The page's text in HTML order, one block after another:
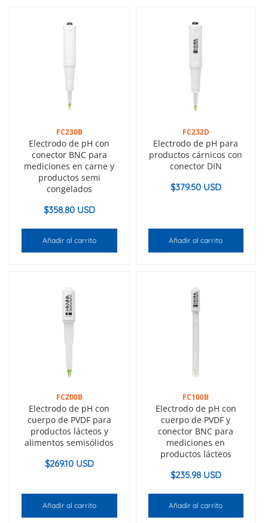
FC230B
Electrodo de pH con
conector BNC para
mediciones en carne y
productos semi
congelados
$358.80 USD
Añadir al carrito
FC232D
Electrodo de pH para
productos cárnicos con
conector DIN
$379.50 USD
Añadir al carrito
FC200B
Electrodo de pH con
cuerpo de PVDF para
productos lácteos y
alimentos semisólidos
$269.10 USD
Añadir al carrito
FC100B
Electrodo de pH con
cuerpo de PVDF y
conector BNC para
mediciones en
productos lácteos
$235.98 USD
Añadir al carrito